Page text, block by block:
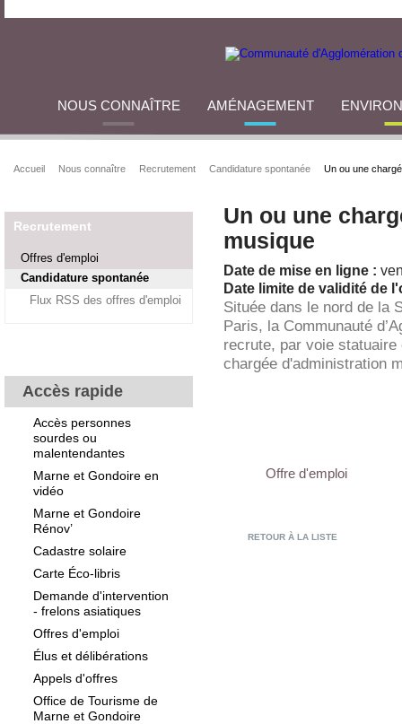
NOUS CONNAÎTRE AMÉNAGEMENT
Accueil Nous connaître Recrutement Candidature spontanée Un ou une
Recrutement
Offres d'emploi
Candidature spontanée
Flux RSS des offres d'emploi
Accès rapide
Accès personnes
sourdes ou
malentendantes
Marne et Gondoire en
vidéo
Marne et Gondoire
Rénov’
Cadastre solaire
Carte Éco-libris
Demande d'intervention
- frelons asiatiques
Offres d'emploi
Élus et délibérations
Appels d'offres
Office de Tourisme de
Marne et Gondoire
Un ou une
musique
Date de mise en ligne :
Date limite de validité de
Située dans le nord de la
Paris, la Communauté
recrute, par voie
chargée d'administration
Offre d'emploi
RETOUR À LA LISTE